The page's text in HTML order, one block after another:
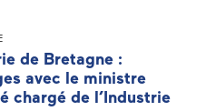
de Bretagne :
avec le ministre
chargé de l’Industrie